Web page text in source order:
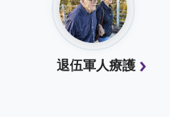
退伍軍人療護